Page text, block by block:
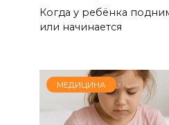
Когда у ребёнка
или начинается
МЕДИЦИНА